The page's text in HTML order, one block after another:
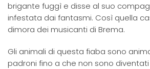
brigante fuggì e disse al suo
infestata dai fantasmi. Così quella
dimora dei musicanti di Brema.
Gli animali di questa fiaba sono
padroni fino a che non sono